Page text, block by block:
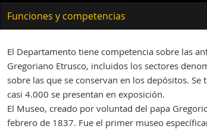
Navegación
secundaria
Funciones y competencias
El Departamento tiene competencia sobre las
Gregoriano Etrusco, incluidos los sectores
sobre las que se conservan en los depósitos.
casi 4.000 se presentan en exposición.
El Museo, creado por voluntad del papa
febrero de 1837. Fue el primer museo